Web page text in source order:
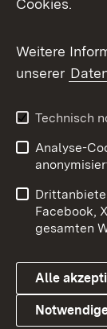
X / Twitter
Youtube
Link zum
Impressum
Barrierefreiheit
Cookies
Cookies.
Weitere
unserer
Technisch
Analyse-
Facebook,
gesamten
Alle